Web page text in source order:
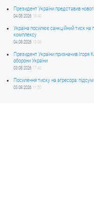
Президент України представив
04.08.2026 18:40
Україна посилює санкційний тиск на
комплексу
04.08.2026 10:06
Президент України призначив Ігоря
оборони України
03.08.2026 17:40
Посилення тиску на агресора:
03.08.2026 11:50